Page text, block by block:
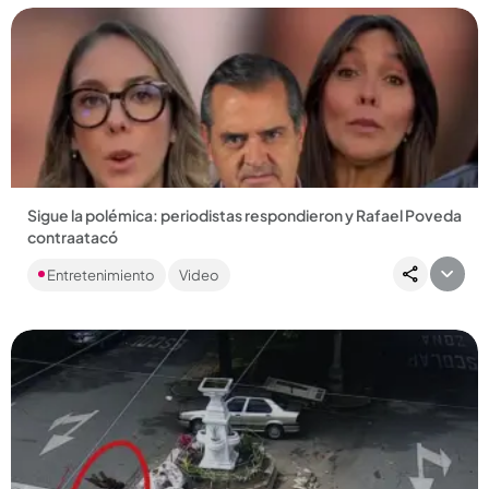
Compartir Noticia
Sigue la polémica: periodistas respondieron y Rafael Poveda
contraatacó
trasladado a las redes y la gente ya hasta le ha sacado
Entretenimiento Video
Compartir Noticia